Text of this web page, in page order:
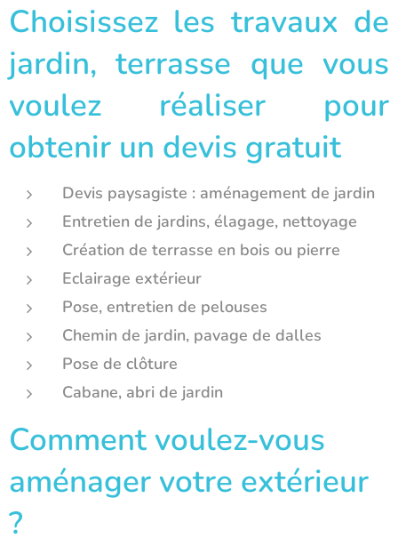
Choisissez les travaux de
jardin, terrasse que vous
voulez réaliser pour
obtenir un devis gratuit
Devis paysagiste : aménagement de jardin
Entretien de jardins, élagage, nettoyage
Création de terrasse en bois ou pierre
Eclairage extérieur
Pose, entretien de pelouses
Chemin de jardin, pavage de dalles
Pose de clôture
Cabane, abri de jardin
Comment voulez-vous
aménager votre extérieur
?